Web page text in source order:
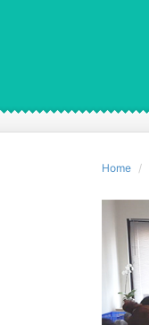
Home